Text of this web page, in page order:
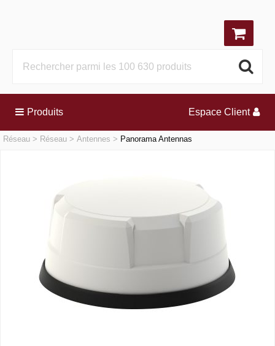
Produits Espace Client
Réseau Réseau Antennes Panorama Antennas